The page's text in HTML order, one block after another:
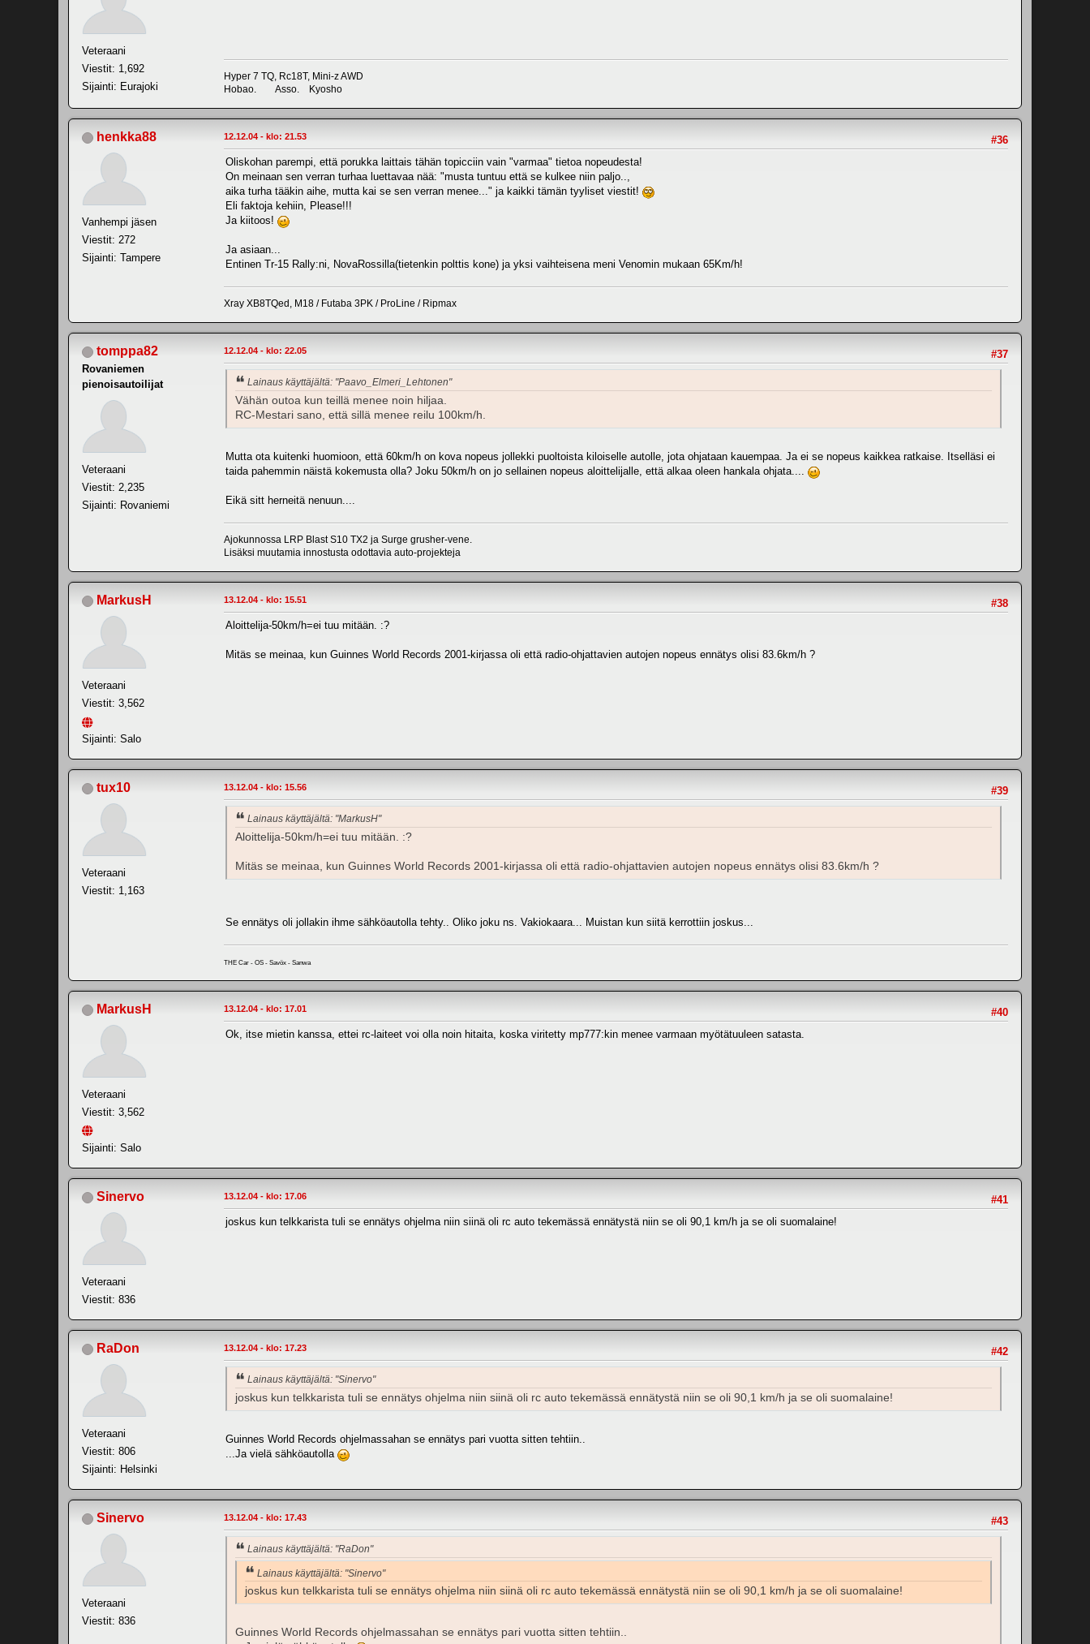
Veteraani
Viestit: 1,692
Sijainti: Eurajoki
Hyper 7 TQ, Rc18T, Mini-z AWD
Hobao. Asso. Kyosho
henkka88
Vanhempi jäsen
Viestit: 272
Sijainti: Tampere
#36
12.12.04 - klo: 21.53
Oliskohan parempi, että porukka laittais tähän topicciin vain "varmaa" tietoa nopeudesta!
On meinaan sen verran turhaa luettavaa nää: "musta tuntuu että se kulkee niin paljo..,
aika turha tääkin aihe, mutta kai se sen verran menee..." ja kaikki tämän tyyliset viestit!
Eli faktoja kehiin, Please!!!
Ja kiitoos!
Ja asiaan...
Entinen Tr-15 Rally:ni, NovaRossilla(tietenkin polttis kone) ja yksi vaihteisena meni Venomin mukaan 65Km/h!
Xray XB8TQed, M18 / Futaba 3PK / ProLine / Ripmax
tomppa82
Rovaniemen
pienoisautoilijat
Veteraani
Viestit: 2,235
Sijainti: Rovaniemi
#37
12.12.04 - klo: 22.05
Lainaus käyttäjältä: "Paavo_Elmeri_Lehtonen"
Vähän outoa kun teillä menee noin hiljaa.
RC-Mestari sano, että sillä menee reilu 100km/h.
Mutta ota kuitenki huomioon, että 60km/h on kova nopeus jollekki puoltoista kiloiselle autolle, jota ohjataan kauempaa. Ja ei se nopeus kaikkea ratkaise. Itselläsi ei
taida pahemmin näistä kokemusta olla? Joku 50km/h on jo sellainen nopeus aloittelijalle, että alkaa oleen hankala ohjata....
Eikä sitt herneitä nenuun....
Ajokunnossa LRP Blast S10 TX2 ja Surge grusher-vene.
Lisäksi muutamia innostusta odottavia auto-projekteja
MarkusH
Veteraani
Viestit: 3,562
Sijainti: Salo
#38
13.12.04 - klo: 15.51
Aloittelija-50km/h=ei tuu mitään. :?
Mitäs se meinaa, kun Guinnes World Records 2001-kirjassa oli että radio-ohjattavien autojen nopeus ennätys olisi 83.6km/h ?
tux10
Veteraani
Viestit: 1,163
#39
13.12.04 - klo: 15.56
Lainaus käyttäjältä: "MarkusH"
Aloittelija-50km/h=ei tuu mitään. :?
Mitäs se meinaa, kun Guinnes World Records 2001-kirjassa oli että radio-ohjattavien autojen nopeus ennätys olisi 83.6km/h ?
Se ennätys oli jollakin ihme sähköautolla tehty.. Oliko joku ns. Vakiokaara... Muistan kun siitä kerrottiin joskus...
THE Car - OS - Savöx - Sanwa
MarkusH
Veteraani
Viestit: 3,562
Sijainti: Salo
#40
13.12.04 - klo: 17.01
Ok, itse mietin kanssa, ettei rc-laiteet voi olla noin hitaita, koska viritetty mp777:kin menee varmaan myötätuuleen satasta.
Sinervo
Veteraani
Viestit: 836
#41
13.12.04 - klo: 17.06
joskus kun telkkarista tuli se ennätys ohjelma niin siinä oli rc auto tekemässä ennätystä niin se oli 90,1 km/h ja se oli suomalaine!
RaDon
Veteraani
Viestit: 806
Sijainti: Helsinki
#42
13.12.04 - klo: 17.23
Lainaus käyttäjältä: "Sinervo"
joskus kun telkkarista tuli se ennätys ohjelma niin siinä oli rc auto tekemässä ennätystä niin se oli 90,1 km/h ja se oli suomalaine!
Guinnes World Records ohjelmassahan se ennätys pari vuotta sitten tehtiin..
...Ja vielä sähköautolla
Sinervo
Veteraani
Viestit: 836
#43
13.12.04 - klo: 17.43
Lainaus käyttäjältä: "RaDon"
Lainaus käyttäjältä: "Sinervo"
joskus kun telkkarista tuli se ennätys ohjelma niin siinä oli rc auto tekemässä ennätystä niin se oli 90,1 km/h ja se oli suomalaine!
Guinnes World Records ohjelmassahan se ennätys pari vuotta sitten tehtiin..